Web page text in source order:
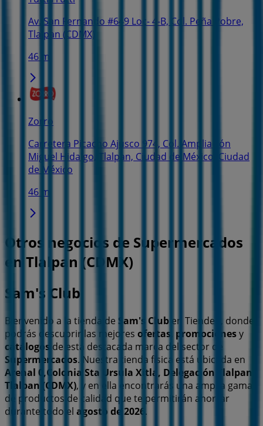
Av. San Fernando #649 Loc- 4-B, Col. Peña Pobre,
Tlalpan (CDMX)
46 m
Zorro
Carretera Picacho Ajusco 974, Col. Ampliación
Miguel Hidalgo, Tlalpan, Ciudad de México, Ciudad
de México
46 m
Otros negocios de Supermercados
en Tlalpan (CDMX)
Sam's Club
Bienvenido a la tienda de Sam's Club en Tiendeo, donde
podrás descubrir las mejores ofertas promocionesy
catálogos de esta destacada marca del sector de
Supermercados. Nuestra tienda física está ubicada en
Arenal 0,Colonia Sta Ursula Xitla, Delegación Tlalpan
Tlalpan (CDMX), y en ella encontrarás una amplia gama
de productos de calidad que te permitirán ahorrar
durante todo el agosto de 2026 .